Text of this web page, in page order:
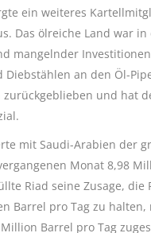
ein weiteres
Das ölreiche Land war
mangelnder
Diebstählen an den Öl-
zurückgeblieben und hat
mit Saudi-Arabien der
Monat 8,98
Riad seine Zusage, die
Barrel pro Tag zu halten,
Barrel pro Tag